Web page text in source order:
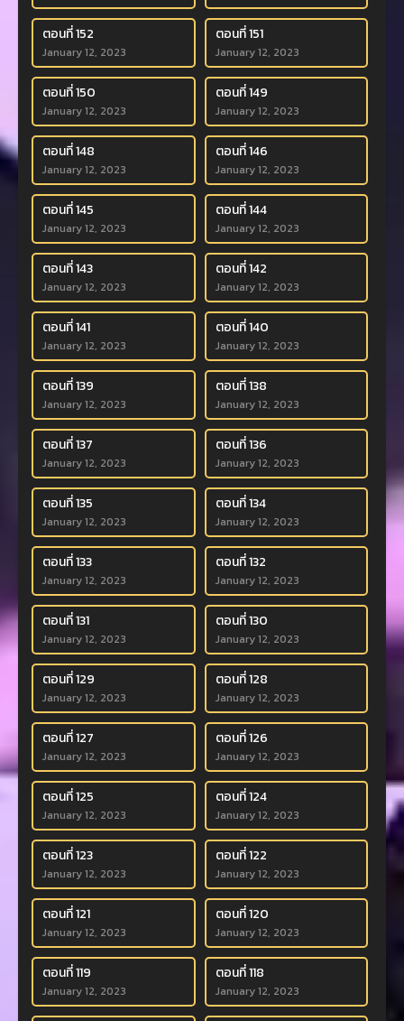
ตอนที่ 152
January 12, 2023
ตอนที่ 151
January 12, 2023
ตอนที่ 150
January 12, 2023
ตอนที่ 149
January 12, 2023
ตอนที่ 148
January 12, 2023
ตอนที่ 146
January 12, 2023
ตอนที่ 145
January 12, 2023
ตอนที่ 144
January 12, 2023
ตอนที่ 143
January 12, 2023
ตอนที่ 142
January 12, 2023
ตอนที่ 141
January 12, 2023
ตอนที่ 140
January 12, 2023
ตอนที่ 139
January 12, 2023
ตอนที่ 138
January 12, 2023
ตอนที่ 137
January 12, 2023
ตอนที่ 136
January 12, 2023
ตอนที่ 135
January 12, 2023
ตอนที่ 134
January 12, 2023
ตอนที่ 133
January 12, 2023
ตอนที่ 132
January 12, 2023
ตอนที่ 131
January 12, 2023
ตอนที่ 130
January 12, 2023
ตอนที่ 129
January 12, 2023
ตอนที่ 128
January 12, 2023
ตอนที่ 127
January 12, 2023
ตอนที่ 126
January 12, 2023
ตอนที่ 125
January 12, 2023
ตอนที่ 124
January 12, 2023
ตอนที่ 123
January 12, 2023
ตอนที่ 122
January 12, 2023
ตอนที่ 121
January 12, 2023
ตอนที่ 120
January 12, 2023
ตอนที่ 119
January 12, 2023
ตอนที่ 118
January 12, 2023